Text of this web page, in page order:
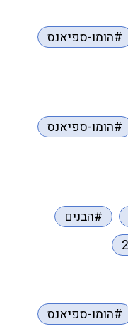
#הומו-ספיאנס
#הומו-ספיאנס
#הבנים
#הומו-ספיאנס